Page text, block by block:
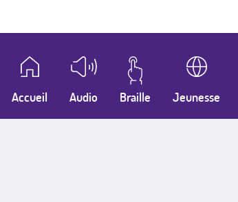
Accueil Audio Braille Jeunesse